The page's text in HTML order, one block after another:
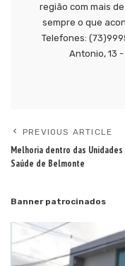
região com mais
sempre o que
Telefones:
Antonio, 13
PREVIOUS ARTICLE
Melhoria dentro das Unidades
Saúde de Belmonte
Banner patrocinados